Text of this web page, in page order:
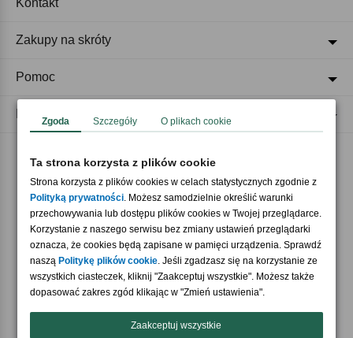
Akceptujemy płatności
Nasi partnerzy
Kontakt
Zakupy na skróty
Pomoc
Zgoda Szczegóły O plikach cookie
Ta strona korzysta z plików cookie
Strona korzysta z plików cookies w celach statystycznych zgodnie z
Polityką prywatności. Możesz samodzielnie określić warunki
przechowywania lub dostępu plików cookies w Twojej przeglądarce.
Korzystanie z naszego serwisu bez zmiany ustawień przeglądarki
oznacza, że cookies będą zapisane w pamięci urządzenia. Sprawdź
naszą Politykę plików cookie. Jeśli zgadzasz się na korzystanie ze
wszystkich ciasteczek, kliknij "Zaakceptuj wszystkie". Możesz także
dopasować zakres zgód klikając w "Zmień ustawienia".
Zaakceptuj wszystkie